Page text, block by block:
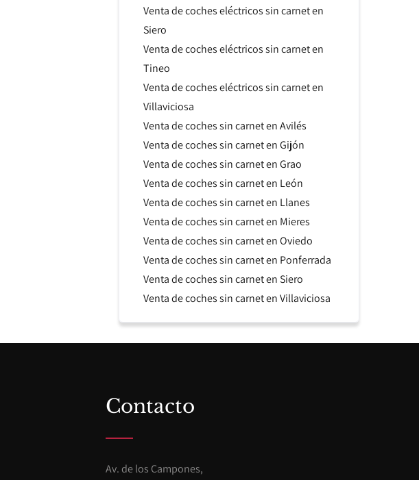
Venta de coches eléctricos sin carnet en
Siero
Venta de coches eléctricos sin carnet en
Tineo
Venta de coches eléctricos sin carnet en
Villaviciosa
Venta de coches sin carnet en Avilés
Venta de coches sin carnet en Gijón
Venta de coches sin carnet en Grao
Venta de coches sin carnet en León
Venta de coches sin carnet en Llanes
Venta de coches sin carnet en Mieres
Venta de coches sin carnet en Oviedo
Venta de coches sin carnet en Ponferrada
Venta de coches sin carnet en Siero
Venta de coches sin carnet en Villaviciosa
Contacto
Av. de los Campones,